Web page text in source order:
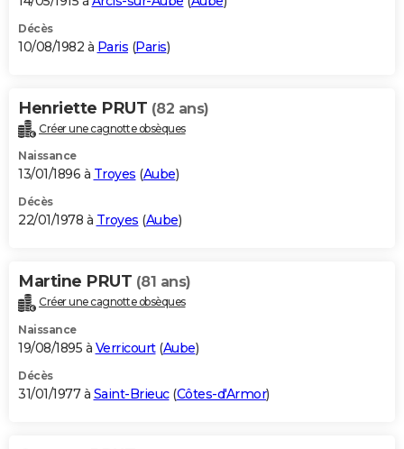
Décès
10/08/1982 à Paris (Paris)
Henriette PRUT (82 ans)
Créer une cagnotte obsèques
Naissance
13/01/1896 à Troyes (Aube)
Décès
22/01/1978 à Troyes (Aube)
Martine PRUT (81 ans)
Créer une cagnotte obsèques
Naissance
19/08/1895 à Verricourt(Aube)
Décès
31/01/1977 à Saint-Brieuc(Côtes-d'Armor)